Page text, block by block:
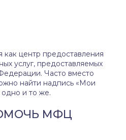
центр предоставления
услуг, предоставляемых
Часто вместо
найти надпись «Мои
одно и то же.
МФЦ